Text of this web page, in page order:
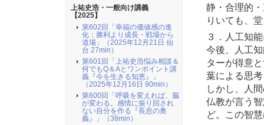
静・合理的
りいても、
３．人工知
今後、人工
ターが得意
葉による思
しかし、人
仏教が言う
ど。この智
上祐史浩・一般向け講義
【2025】
第602回「幸福の価値感の進
化：勝利より成長・戦場から
道場」（2025年12月21日 仙
台 27min）
第601回「上祐史浩悩み相談＆
何でもQ＆Aとワンポイント講
義『今を生きる知恵』」
（2025年12月16日 90min）
第600回「呼吸を変えれば、脳
が変わる。感情に振り回され
ない自分を作る『長息の奥
義』」（38min）